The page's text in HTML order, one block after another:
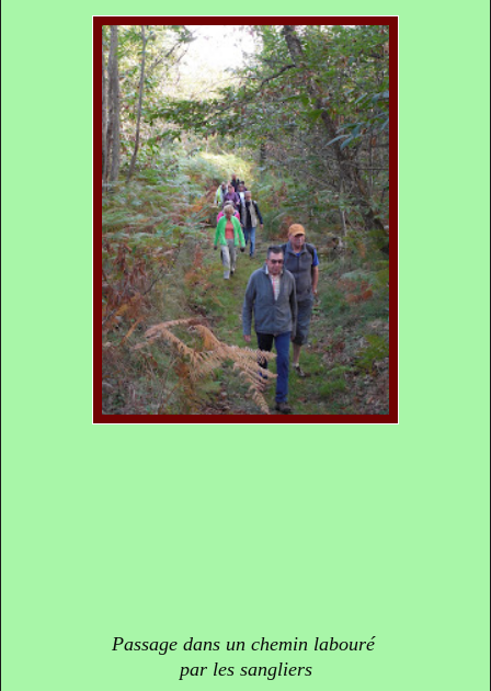
Passage dans un chemin labouré
par les sangliers